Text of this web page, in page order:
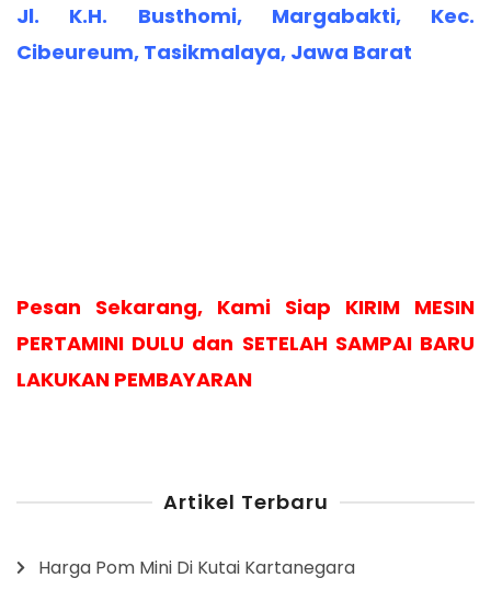
Jl. K.H. Busthomi, Margabakti, Kec.
Cibeureum, Tasikmalaya, Jawa Barat
Pesan Sekarang, Kami Siap KIRIM MESIN
PERTAMINI DULU dan SETELAH SAMPAI BARU
LAKUKAN PEMBAYARAN
Artikel Terbaru
Harga Pom Mini Di Kutai Kartanegara